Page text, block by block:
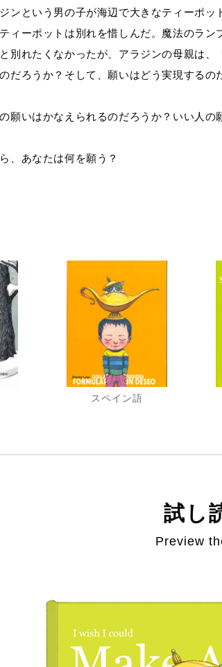
ンという男の子が海辺で大きなティーポ
ィーポットは別れを惜しんだ。魔法のラ
別れたくなかったが、アラジンの母親は、
だろうか？そして、願いはどう実現する
願いはかなえられるのだろうか？いい人の
、あなたは何を願う？
スペイン語
試し
Preview